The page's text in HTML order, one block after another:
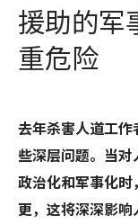
援助的军
重危险
去年杀害人道工
些深层问题。当
政治化和军事化
更，这将深深影响